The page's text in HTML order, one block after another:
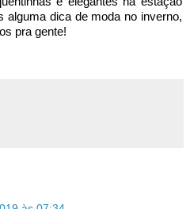
alguma dica de moda no inverno,
pra gente!